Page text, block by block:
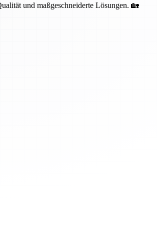
und maßgeschneiderte Lösungen. 🏡